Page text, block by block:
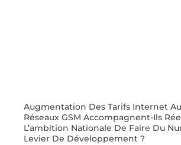
Augmentation Des Tarifs Internet
Réseaux GSM Accompagnent-Ils
L’ambition Nationale De Faire Du
Levier De Développement ?